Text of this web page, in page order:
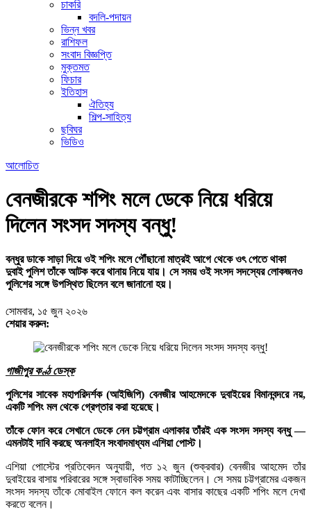
চাকরি
বদলি-পদায়ন
ভিন্ন খবর
রাশিফল
সংবাদ বিজ্ঞপ্তি
মুক্তমত
ফিচার
ইতিহাস
ঐতিহ্য
শিল্প-সাহিত্য
ছবিঘর
ভিডিও
আলোচিত
বেনজীরকে শপিং মলে ডেকে নিয়ে ধরিয়ে
দিলেন সংসদ সদস্য বন্ধু!
বন্ধুর ডাকে সাড়া দিয়ে ওই শপিং মলে পৌঁছানো মাত্রই আগে থেকে ওৎ পেতে থাকা
দুবাই পুলিশ তাঁকে আটক করে থানায় নিয়ে যায়। সে সময় ওই সংসদ সদস্যের লোকজনও
পুলিশের সঙ্গে উপস্থিত ছিলেন বলে জানানো হয়।
সোমবার, ১৫ জুন ২০২৬
শেয়ার করুন:
গাজীপুর কণ্ঠ ডেস্ক
পুলিশের সাবেক মহাপরিদর্শক (আইজিপি) বেনজীর আহমেদকে দুবাইয়ের বিমানবন্দরে নয়,
একটি শপিং মল থেকে গ্রেপ্তার করা হয়েছে।
তাঁকে ফোন করে সেখানে ডেকে নেন চট্টগ্রাম এলাকার তাঁরই এক সংসদ সদস্য বন্ধু —
এমনটাই দাবি করছে অনলাইন সংবাদমাধ্যম এশিয়া পোস্ট।
এশিয়া পোস্টের প্রতিবেদন অনুযায়ী, গত ১২ জুন (শুক্রবার) বেনজীর আহমেদ তাঁর
দুবাইয়ের বাসায় পরিবারের সঙ্গে স্বাভাবিক সময় কাটাচ্ছিলেন। সে সময় চট্টগ্রামের একজন
সংসদ সদস্য তাঁকে মোবাইল ফোনে কল করেন এবং বাসার কাছের একটি শপিং মলে দেখা
করতে বলেন।